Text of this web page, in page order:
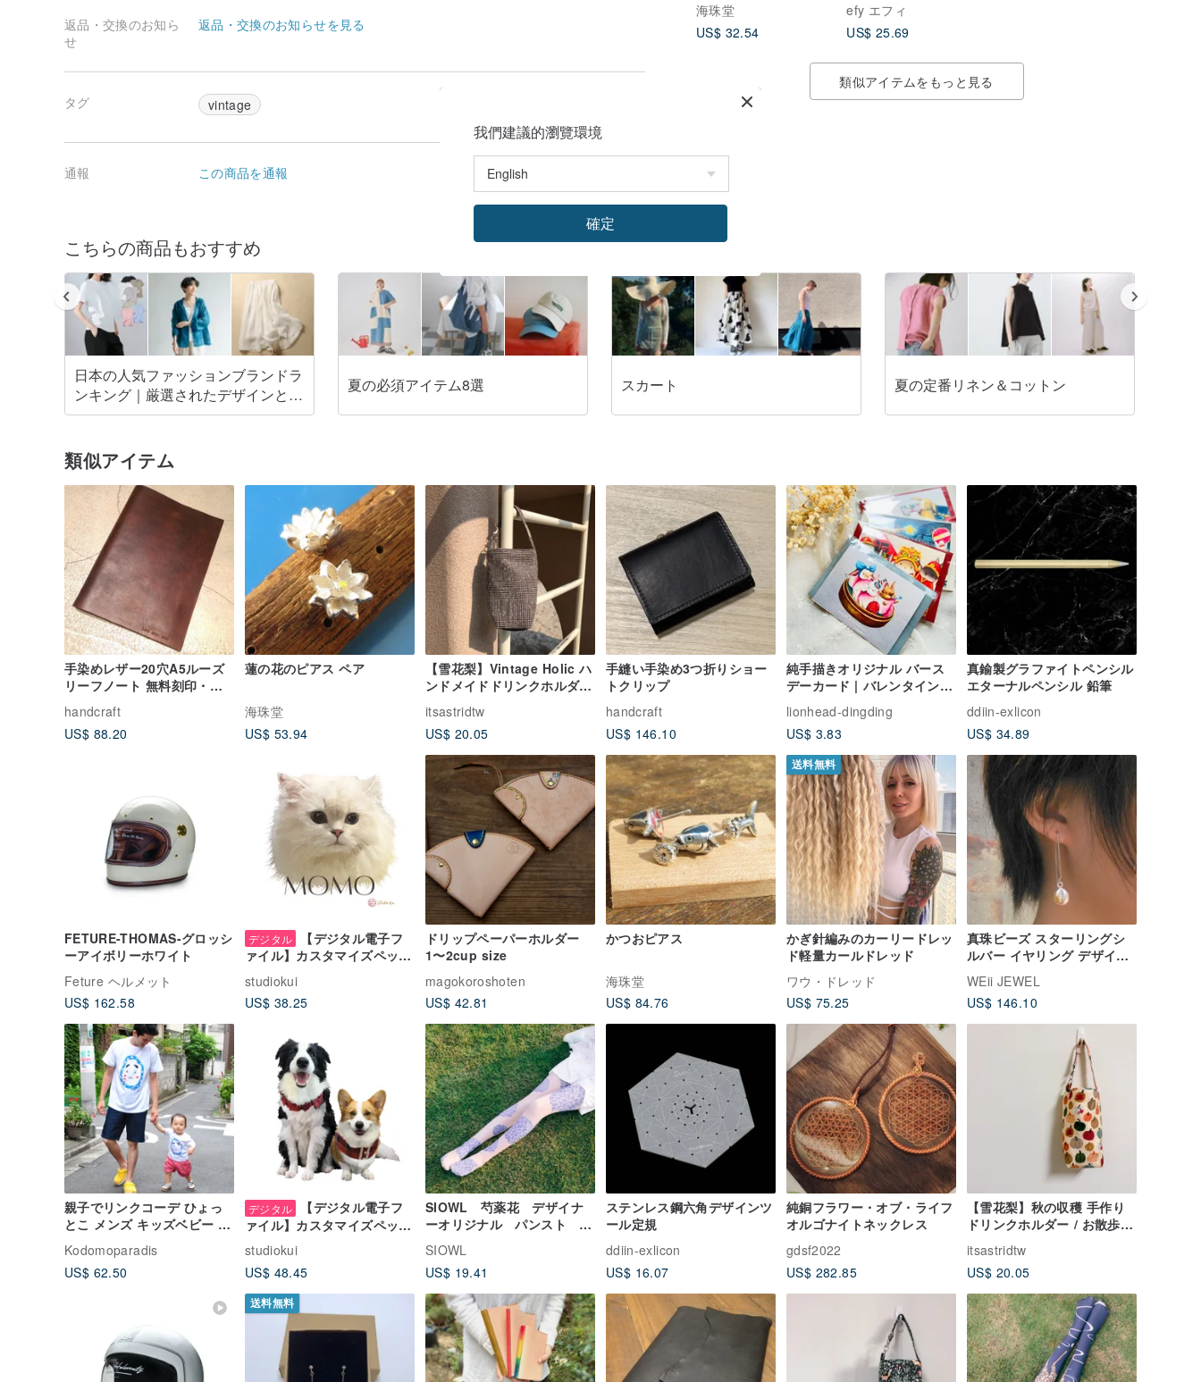
海珠堂
US$ 32.54
efy エフィ
US$ 25.69
類似アイテムをもっと見る
返品・交換のお知ら
せ
返品・交換のお知らせを見る
タグ vintage
通報 この商品を通報
こちらの商品もおすすめ
日本の人気ファッションブランドラ
ンキング｜厳選されたデザインと着
心地
夏の必須アイテム8選 スカート 夏の定番リネン＆コットン
類似アイテム
手染めレザー20穴A5ルーズ
リーフノート 無料刻印・刺
handcraft
US$ 88.20
蓮の花のピアス ペア
海珠堂
US$ 53.94
【雪花梨】Vintage Holic ハ
ンドメイドドリンクホルダー
ップホルダー
itsastridtw
US$ 20.05
手縫い手染め3つ折りショー
トクリップ
handcraft
US$ 146.10
純手描きオリジナル バース
デーカード | バレンタインメ
カード | 年賀状
lionhead-dingding
US$ 3.83
真鍮製グラファイトペンシル
エターナルペンシル 鉛筆
ddiin-exlicon
US$ 34.89
FETURE-THOMAS-グロッシ
ーアイボリーホワイト
Feture ヘルメット
US$ 162.58
デジタル
【デジタル電子フ
ァイル】カスタマイズペット
ー】（完成後、どの商品もカ
スタマイズ可能）
studiokui
US$ 38.25
ドリップペーパーホルダー
1〜2cup size
magokoroshoten
US$ 42.81
かつおピアス
海珠堂
US$ 84.76
送料無料
かぎ針編みのカーリードレッ
ド軽量カールドレッド
ワウ・ドレッド
US$ 75.25
真珠ビーズ スターリングシ
ルバー イヤリング デザイナ
ー溶解技術 金箔
WEii JEWEL
US$ 146.10
親子でリンクコーデ ひょっ
とこ メンズ キッズベビー t
シャツ 2枚セット
Kodomoparadis
US$ 62.50
デジタル
【デジタル電子フ
ァイル】カスタマイズペット
風絵画【全身】（どの商品も
完成後カスタマイズ可能）
studiokui
US$ 48.45
SIOWL 芍薬花 デザイナ
ーオリジナル パンスト ス
トッキング
SIOWL
US$ 19.41
ステンレス鋼六角デザインツ
ール定規
ddiin-exlicon
US$ 16.07
純銅フラワー・オブ・ライフ
オルゴナイトネックレス
gdsf2022
US$ 282.85
【雪花梨】秋の収穫 手作り
ドリンクホルダー / お散歩ミ
ニトート / エコカップバッグ
itsastridtw
US$ 20.05
送料無料
我們建議的瀏覽環境
確定